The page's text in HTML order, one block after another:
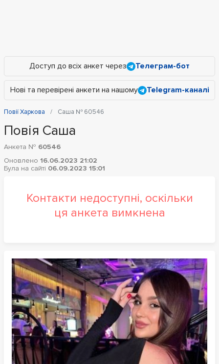
Доступ до всіх анкет через Телеграм-бот
Нові та перевірені анкети на нашому Telegram-каналі
Повії Харкова Саша № 60546
Повія Саша
Анкета № 60546
Оновлено 16.06.2023 21:02
Була на сайті 06.09.2023 15:01
Контакти недоступні, оскільки
ця анкета вимкнена